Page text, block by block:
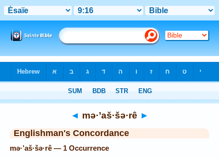
◄ mə·’aš·šə·rê ►
Englishman's Concordance
mə·’aš·šə·rê — 1 Occurrence